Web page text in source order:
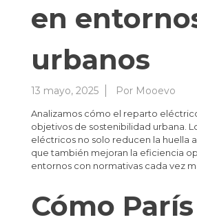
en
urbanos
13 mayo, 2025 Por Mooevo
Analizamos cómo el reparto
objetivos de sostenibilidad urbana.
eléctricos no solo reducen la huella
que también mejoran la eficiencia
entornos con normativas cada vez
Cómo París